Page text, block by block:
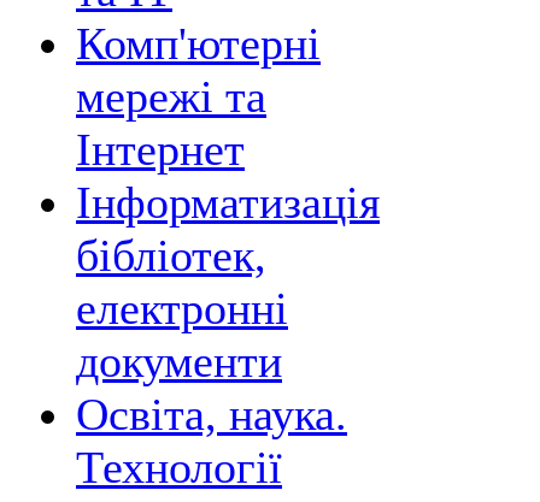
Комп'ютерні
мережі та
Інтернет
Інформатизація
бібліотек,
електронні
документи
Освіта, наука.
Технології